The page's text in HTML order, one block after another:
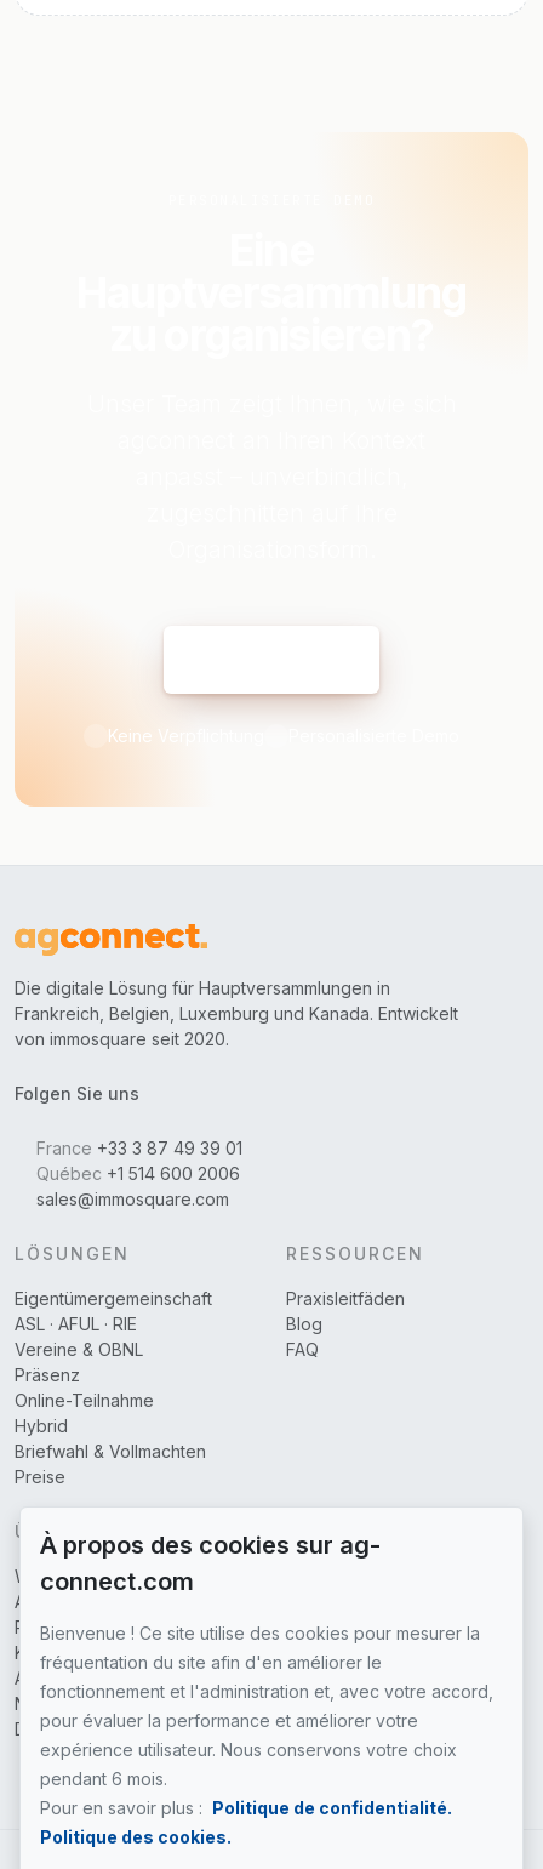
Keine Verpflichtung
Die digitale Lösung für Hauptversammlungen in
Frankreich, Belgien, Luxemburg und Kanada. Entwickelt
von immosquare seit 2020.
Folgen Sie uns
France +33 3 87 49 39 01
Québec +1 514 600 2006
sales@immosquare.com
LÖSUNGEN
Eigentümergemeinschaft
ASL · AFUL · RIE
Vereine & OBNL
Präsenz
Online-Teilnahme
Hybrid
Briefwahl & Vollmachten
Preise
RESSOURCEN
Praxisleitfäden
Blog
FAQ
ÜBER UNS
Wer wir sind
Abgedeckte Regionen
Partner
Kontaktieren Sie uns
Allgemeine
Nutzungsbedingungen
Datenschutzrichtlinie
À propos des cookies sur ag-
connect.com
Bienvenue ! Ce site utilise des cookies pour mesurer la
fréquentation du site afin d'en améliorer le
fonctionnement et l'administration et, avec votre accord,
pour évaluer la performance et améliorer votre
expérience utilisateur. Nous conservons votre choix
pendant 6 mois.
Pour en savoir plus : Politique de confidentialité.
Politique des cookies.